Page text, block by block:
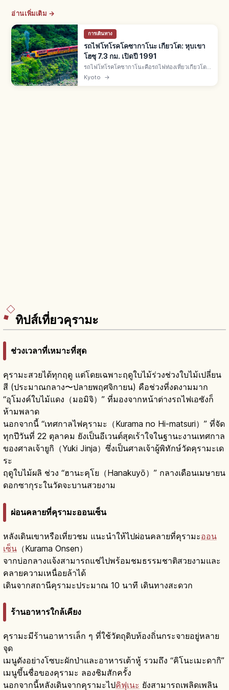
อ่านเพิ่มเติม →
การเดินทาง
รถไฟโทโรคโคซากาโนะ เกียวโต: หุบเขา
โฮซุ 7.3 กม. เปิดปี 1991
รถไฟโทโรคโคซากาโนะคือรถไฟท่องเที่ยวเกียวโต
โทโรคโคซากะ-โทโรคโคคาเมโอกะ 7.3 กม. เปิดปี
1991 ใช้รางเก่า JR สายซันอิน มี 5 ตู้ โดยตู้ที่ 5 เปิด
Kyoto →
ทิปส์เที่ยวคุรามะ
ช่วงเวลาที่เหมาะที่สุด
คุรามะสวยได้ทุกฤดู แต่โดยเฉพาะฤดูใบไม้ร่วงช่วงใบไม้เปลี่ยน
สี (ประมาณกลาง〜ปลายพฤศจิกายน) คือช่วงที่งดงามมาก
“อุโมงค์ใบไม้แดง（มอมิจิ）” ที่มองจากหน้าต่างรถไฟเอซังก็
ห้ามพลาด
นอกจากนี้ “เทศกาลไฟคุรามะ（Kurama no Hi-matsuri）” ที่จัด
ทุกปีวันที่ 22 ตุลาคม ยังเป็นอีเวนต์สุดเร้าใจในฐานะงานเทศกาล
ของศาลเจ้ายูกิ（Yuki Jinja）ซึ่งเป็นศาลเจ้าผู้พิทักษ์วัดคุรามะเด
ระ
ฤดูใบไม้ผลิ ช่วง “ฮานะคุโย（Hanakuyō）” กลางเดือนเมษายน
ดอกซากุระในวัดจะบานสวยงาม
ผ่อนคลายที่คุรามะออนเซ็น
หลังเดินเขาหรือเที่ยวชม แนะนำให้ไปผ่อนคลายที่คุรามะออน
เซ็น （Kurama Onsen）
จากบ่อกลางแจ้งสามารถแช่ไปพร้อมชมธรรมชาติสวยงามและ
คลายความเหนื่อยล้าได้
เดินจากสถานีคุรามะประมาณ 10 นาที เดินทางสะดวก
ร้านอาหารใกล้เคียง
คุรามะมีร้านอาหารเล็ก ๆ ที่ใช้วัตถุดิบท้องถิ่นกระจายอยู่หลาย
จุด
เมนูดังอย่างโซบะผักป่าและอาหารเต้าหู้ รวมถึง “คิโนะเมะดากิ”
เมนูขึ้นชื่อของคุรามะ ลองชิมสักครั้ง
นอกจากนี้หลังเดินจากคุรามะไปคิฟุเนะ ยังสามารถเพลิดเพลิน